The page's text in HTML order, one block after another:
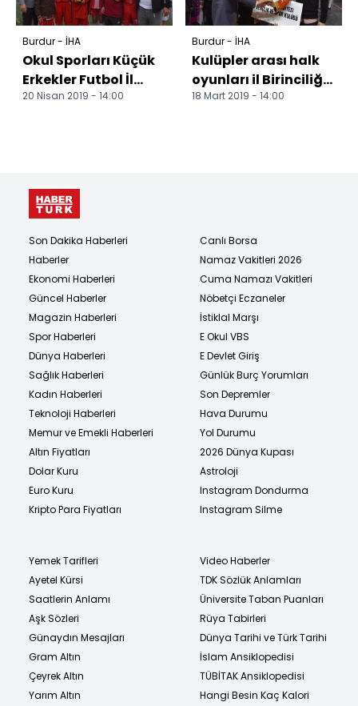
Burdur - İHA
Okul Sporları Küçük
Erkekler Futbol İl
Birinciliği Sona Erdi.
20 Nisan 2019 - 14:00
Burdur - İHA
Kulüpler arası halk
oyunları il Birinciliği
yarışmaları
18 Mart 2019 - 14:00
Son Dakika Haberleri
Haberler
Ekonomi Haberleri
Güncel Haberler
Magazin Haberleri
Spor Haberleri
Dünya Haberleri
Sağlık Haberleri
Kadın Haberleri
Teknoloji Haberleri
Memur ve Emekli Haberleri
Altın Fiyatları
Dolar Kuru
Euro Kuru
Kripto Para Fiyatları
Canlı Borsa
Namaz Vakitleri 2026
Cuma Namazı Vakitleri
Nöbetçi Eczaneler
İstiklal Marşı
E Okul VBS
E Devlet Giriş
Günlük Burç Yorumları
Son Depremler
Hava Durumu
Yol Durumu
2026 Dünya Kupası
Astroloji
Instagram Dondurma
Instagram Silme
Yemek Tarifleri
Ayetel Kürsi
Saatlerin Anlamı
Aşk Sözleri
Günaydın Mesajları
Gram Altın
Çeyrek Altın
Yarım Altın
Video Haberler
TDK Sözlük Anlamları
Üniversite Taban Puanları
Rüya Tabirleri
Dünya Tarihi ve Türk Tarihi
İslam Ansiklopedisi
TÜBİTAK Ansiklopedisi
Hangi Besin Kaç Kalori